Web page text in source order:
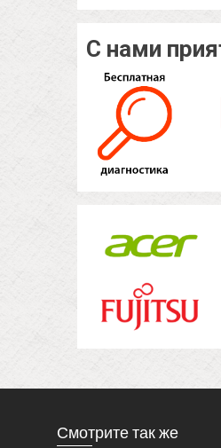
С нами
Смотрите так же